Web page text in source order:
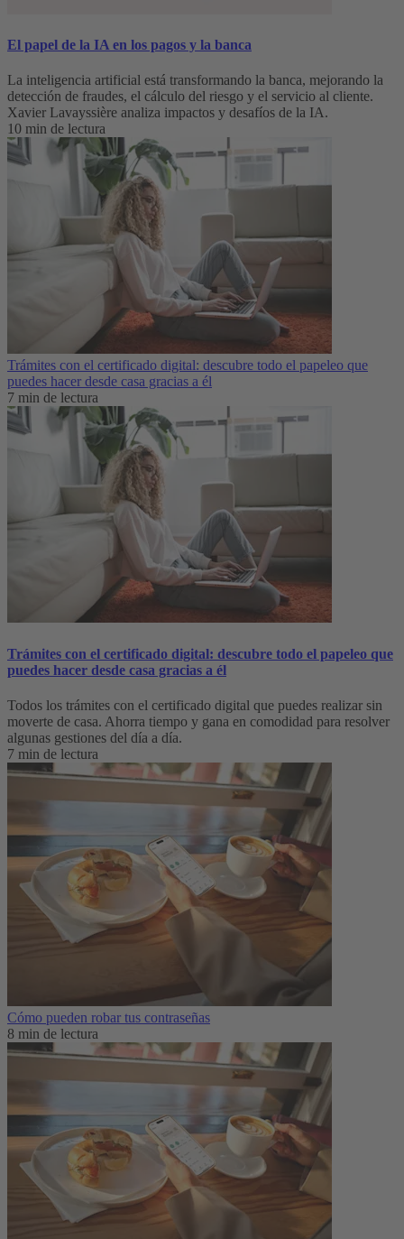
El papel de la IA en los pagos y la banca
La inteligencia artificial está transformando la banca, mejorando la
detección de fraudes, el cálculo del riesgo y el servicio al cliente.
Xavier Lavayssière analiza impactos y desafíos de la IA.
10 min de lectura
Trámites con el certificado digital: descubre todo el papeleo que
puedes hacer desde casa gracias a él
7 min de lectura
Trámites con el certificado digital: descubre todo el papeleo que
puedes hacer desde casa gracias a él
Todos los trámites con el certificado digital que puedes realizar sin
moverte de casa. Ahorra tiempo y gana en comodidad para resolver
algunas gestiones del día a día.
7 min de lectura
Cómo pueden robar tus contraseñas
8 min de lectura